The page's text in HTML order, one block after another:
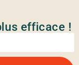
efficace !